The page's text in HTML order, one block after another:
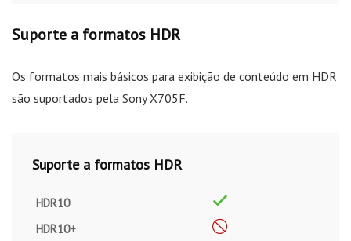
Suporte a formatos HDR
Os formatos mais básicos para exibição de conteúdo em HDR
são suportados pela Sony X705F.
Suporte a formatos HDR
HDR10
HDR10+